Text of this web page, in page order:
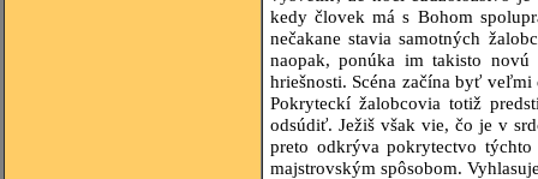
kedy človek má s Bohom
nečakane stavia samotných
naopak, ponúka im takisto
hriešnosti. Scéna začína byť
Pokryteckí žalobcovia totiž
odsúdiť. Ježiš však vie, čo je v
preto odkrýva pokrytectvo
majstrovským spôsobom.